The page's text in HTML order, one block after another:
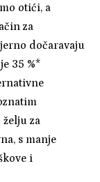
otići, a
za
dočaravaju
35 %*
za
s manje
i